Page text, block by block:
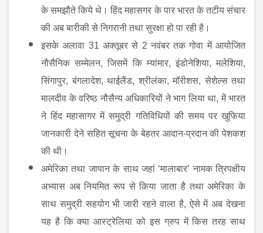
के समझौते किये थे। हिंद महासगर के पार भारत के तटीय संचार
की अब बारीकी से निगरानी तथा सुरक्षा हो पा रही है।
इसके अलावा 31 अक्तूबर से 2 नवंबर तक गोवा में आयोजित
नौसैनिक सम्मेलन,जिसमें कि म्यांमार, इंडोनेशिया,मलेशिया,
सिंगापुर, बंगलादेश, थाईलैंड, श्रीलंका, मॉरीशस, सेशेल्स तथा
मालदीव के वरिष्ठ नौसैन्य अधिकारियों ने भाग लिया था, में भारत
ने हिंद महासागर में समुद्री गतिविधियों की समय पर खुफिया
जानकारी देने सहित सूचना के बेहतर आदान-प्रदान की पेशकश
की थी।
अमेरिका तथा जापान के साथ जहां ‘मालाबार’ नामक त्रिपक्षीय
अभ्यास अब नियमित रूप से किया जाता है तथा अमेरिका के
साथ समुद्री सहयोग भी जारी रहने वाला है, ऐसे में अब देखना
यह है कि क्या आस्ट्रेलिया को इस ग्रुप में किस तरह साथ